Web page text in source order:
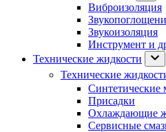
Виброизоляция
Звукоизоляция
Инструмент и
Технические жидкости
Технические
Синтетические
Присадки
Охлаждающие
Сервисные